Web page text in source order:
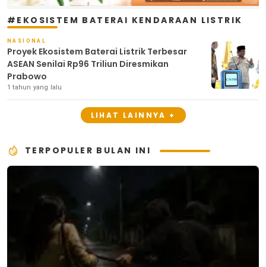
#EKOSISTEM BATERAI KENDARAAN LISTRIK
NASIONAL
Proyek Ekosistem Baterai Listrik Terbesar
ASEAN Senilai Rp96 Triliun Diresmikan
Prabowo
1 tahun yang lalu
LIHAT LAINNYA +
TERPOPULER BULAN INI